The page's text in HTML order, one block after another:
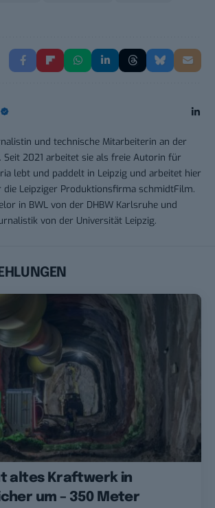
und technische Mitarbeiterin an der
Seit 2021 arbeitet sie als freie Autorin für
lebt und paddelt in Leipzig und arbeitet hier
Leipziger Produktionsfirma schmidtFilm.
in BWL von der DHBW Karlsruhe und
von der Universität Leipzig.
altes Kraftwerk in
um – 350 Meter